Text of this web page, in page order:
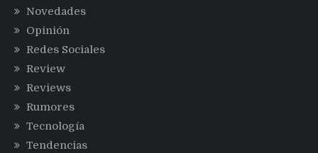
Novedades
Opinión
Redes Sociales
Review
Reviews
Rumores
Tecnología
Tendencias